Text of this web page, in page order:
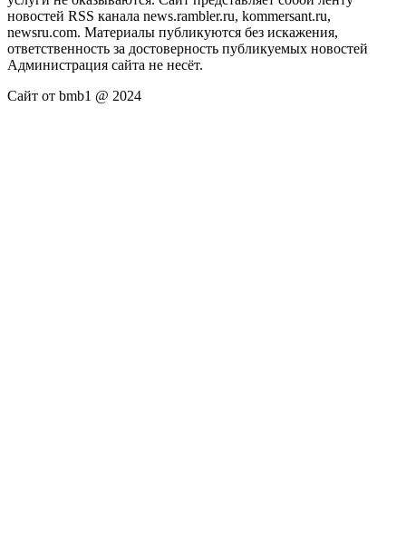
новостей RSS канала news.rambler.ru, kommersant.ru,
newsru.com. Материалы публикуются без искажения,
ответственность за достоверность публикуемых новостей
Администрация сайта не несёт.
Сайт от bmb1 @ 2024